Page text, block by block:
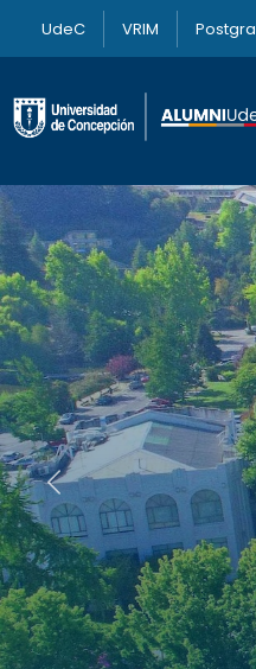
UdeC VRIM
Anterior